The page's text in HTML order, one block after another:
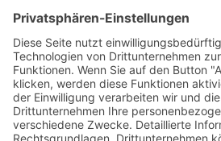
Wir wollen Ihr persönlicher Online
sein, der sich auf die Fahne
zuverlässigste und preiswerteste
Wir sind ständig im Wachstum